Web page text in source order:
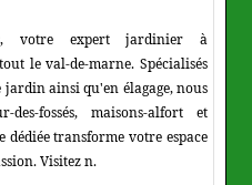
votre expert jardinier à
le val-de-marne. Spécialisés
jardin ainsi qu'en élagage, nous
des-fossés, maisons-alfort et
transforme votre espace
Visitez n.